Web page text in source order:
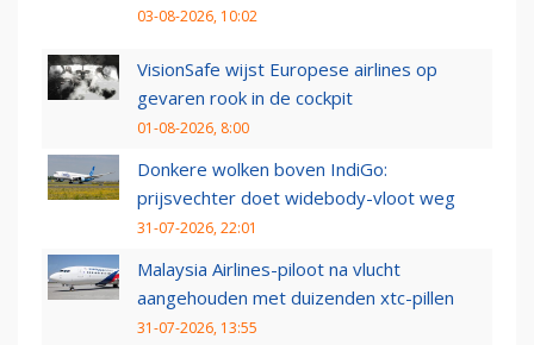
03-08-2026, 10:02
VisionSafe wijst Europese airlines op
gevaren rook in de cockpit
01-08-2026, 8:00
Donkere wolken boven IndiGo:
prijsvechter doet widebody-vloot weg
31-07-2026, 22:01
Malaysia Airlines-piloot na vlucht
aangehouden met duizenden xtc-pillen
31-07-2026, 13:55